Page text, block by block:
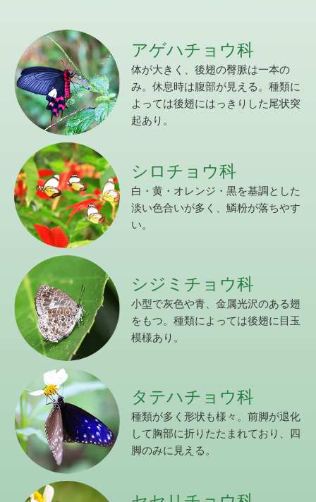
アゲハチョウ科
体が大きく、後翅の臀脈は一本の
み。休息時は腹部が見える。種類に
よっては後翅にはっきりした尾状突
起あり。
シロチョウ科
白・黄・オレンジ・黒を基調とした
淡い色合いが多く、鱗粉が落ちやす
い。
シジミチョウ科
小型で灰色や青、金属光沢のある翅
をもつ。種類によっては後翅に目玉
模様あり。
タテハチョウ科
種類が多く形状も様々。前脚が退化
して胸部に折りたたまれており、四
脚のみに見える。